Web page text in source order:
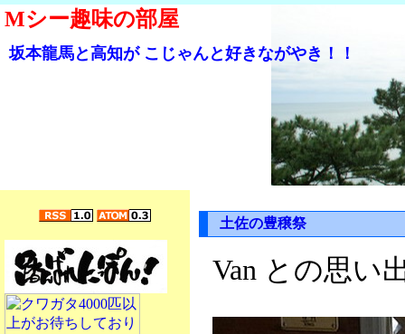
Mシー趣味の部屋
坂本龍馬と高知が こじゃんと好きながやき！！
土佐の豊穣祭
Van との思い